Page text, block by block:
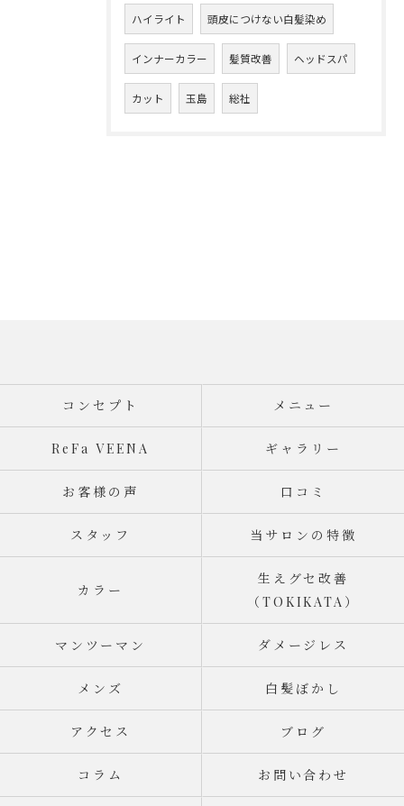
ハイライト 頭皮につけない白髪染め
インナーカラー 髪質改善 ヘッドスパ
カット 玉島 総社
コンセプト メニュー
ReFa VEENA ギャラリー
お客様の声 口コミ
スタッフ 当サロンの特徴
カラー
生えグセ改善
（TOKIKATA）
マンツーマン ダメージレス
メンズ 白髪ぼかし
アクセス ブログ
コラム お問い合わせ